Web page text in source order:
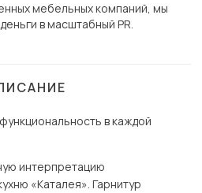
мебельных компаний, мы
в масштабный PR.
в каждой
интерпретацию
«Каталея». Гарнитур